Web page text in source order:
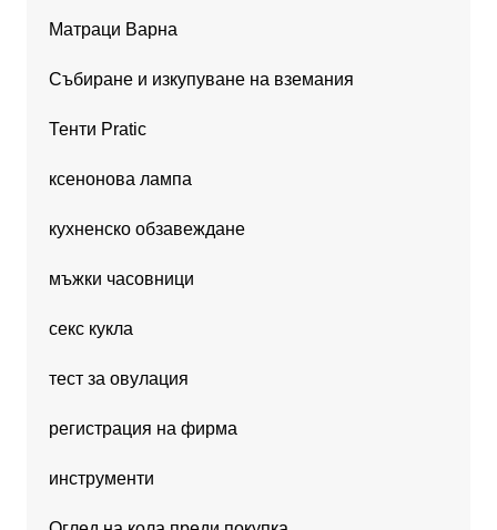
Матраци Варна
Събиране и изкупуване на вземания
Тенти Pratic
ксенонова лампа
кухненско обзавеждане
мъжки часовници
секс кукла
тест за овулация
регистрация на фирма
инструменти